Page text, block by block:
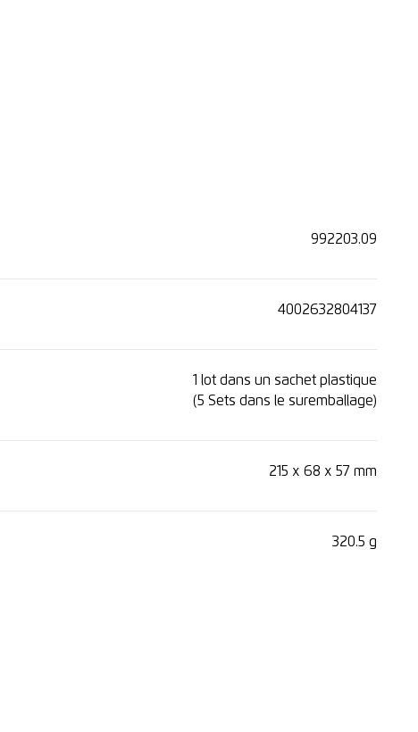
992203.09
4002632804137
1 lot dans un sachet plastique
(5 Sets dans le suremballage)
215 x 68 x 57 mm
320.5 g